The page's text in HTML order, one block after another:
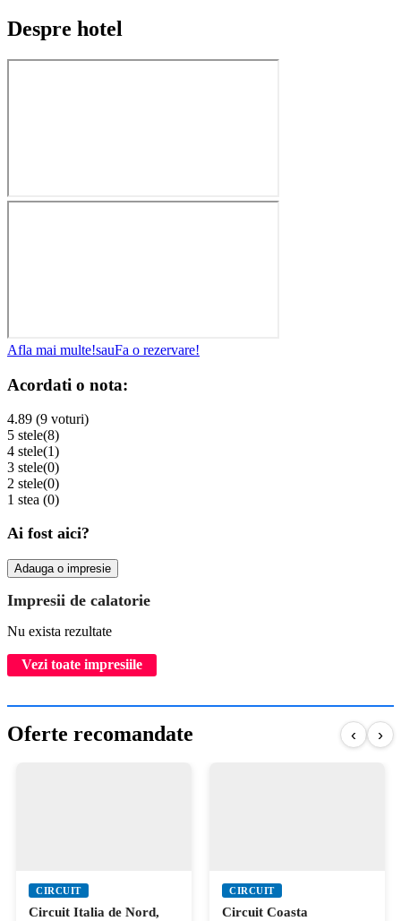
Despre hotel
Afla mai multe!sauFa o rezervare!
Acordati o nota:
4.89 (9 voturi)
5 stele(8)
4 stele(1)
3 stele(0)
2 stele(0)
1 stea (0)
Ai fost aici?
Adauga o impresie
Impresii de calatorie
Nu exista rezultate
Vezi toate impresiile
Oferte recomandate ‹ ›
CIRCUIT
Circuit Italia de Nord,
CIRCUIT
Circuit Coasta